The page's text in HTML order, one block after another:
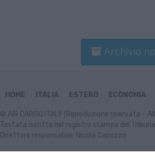
Archivio
HOME ITALIA ESTERO ECONOMIA
© AIR CARGO ITALY (Riproduzione riservata –
Testata iscritta nel registro stampa del
Direttore responsabile: Nicola Capuzzo